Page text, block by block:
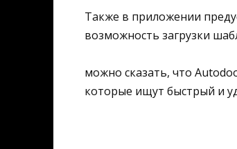
Также в приложении
возможность загрузки
можно сказать, что
которые ищут быстрый и